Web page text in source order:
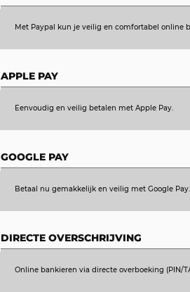
Met Paypal kun je veilig en comfortabel online
APPLE PAY
Eenvoudig en veilig betalen met Apple Pay.
GOOGLE PAY
Betaal nu gemakkelijk en veilig met Google Pay.
DIRECTE OVERSCHRIJVING
Online bankieren via directe overboeking (PIN/